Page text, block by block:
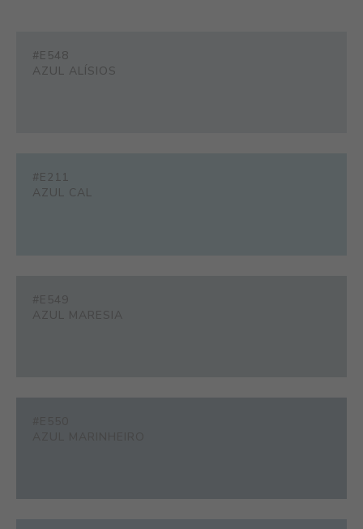
#E548
AZUL ALÍSIOS
#E211
AZUL CAL
#E549
AZUL MARESIA